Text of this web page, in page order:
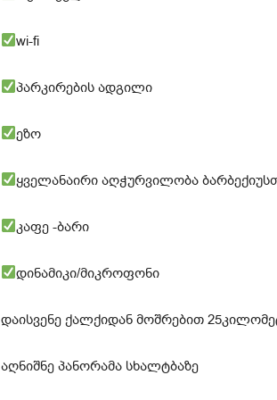
wi-fi
პარკირების ადგილი
ეზო
ყველანაირი აღჭურვილობა
კაფე -ბარი
დინამიკი/მიკროფონი
დაისვენე ქალქიდან მოშრებით
აღნიშნე პანორამა სხალტბაზე